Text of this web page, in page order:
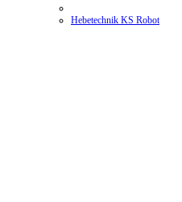
Hebetechnik KS Robot